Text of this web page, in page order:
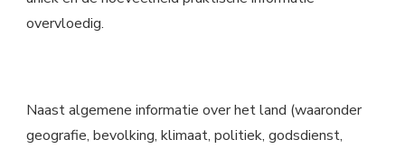
overvloedig.
Naast algemene informatie over het land (waaronder
geografie, bevolking, klimaat, politiek, godsdienst,